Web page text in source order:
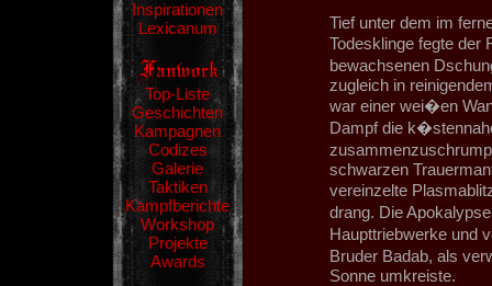
Inspirationen
Lexicanum
Top-Liste
Geschichten
Kampagnen
Codizes
Galerie
Taktiken
Kampfberichte
Workshop
Projekte
Awards
Tief unter dem im
Todesklinge fegte
bewachsenen
zugleich in
war einer wei�en
Dampf die
schwarzen
vereinzelte
drang. Die
Haupttriebwerke und
Bruder Badab, als
Sonne umkreiste.